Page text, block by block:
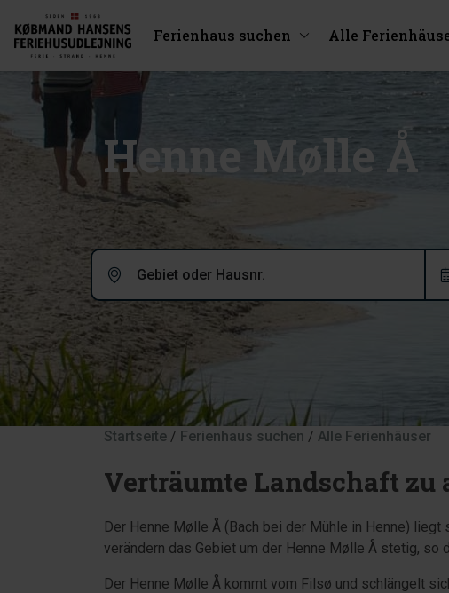
Ferienhaus suchen Alle
Henne Mølle Å
Gebiet oder Hausnr.
Startseite / Ferienhaus suchen / Alle Ferienhäuser
Verträumte Landschaft zu
Der Henne Mølle Å (Bach bei der Mühle in Henne)
verändern das Gebiet um der Henne Mølle Å stetig,
Der Henne Mølle Å kommt vom Filsø und schlängelt